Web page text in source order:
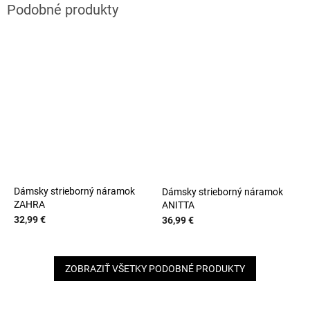
Dámsky strieborný náramok
ZAHRA
32,99 €
Dámsky strieborný náramok
ANITTA
36,99 €
ZOBRAZIŤ VŠETKY PODOBNÉ PRODUKTY